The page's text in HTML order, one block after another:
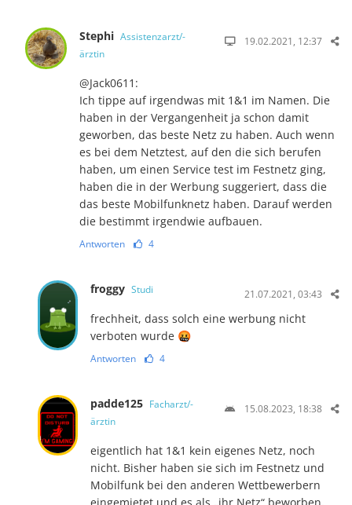
Stephi Assistenzarzt/-
ärztin
19.02.2021, 12:37
@Jack0611:
Ich tippe auf irgendwas mit 1&1 im Namen. Die
haben in der Vergangenheit ja schon damit
geworben, das beste Netz zu haben. Auch wenn
es bei dem Netztest, auf den die sich berufen
haben, um einen Service test im Festnetz ging,
haben die in der Werbung suggeriert, dass die
das beste Mobilfunknetz haben. Darauf werden
die bestimmt irgendwie aufbauen.
Antworten 4
froggy Studi 21.07.2021, 03:43
frechheit, dass solch eine werbung nicht
verboten wurde 🤬
Antworten 4
padde125 Facharzt/-
ärztin
15.08.2023, 18:38
eigentlich hat 1&1 kein eigenes Netz, noch
nicht. Bisher haben sie sich im Festnetz und
Mobilfunk bei den anderen Wettbewerbern